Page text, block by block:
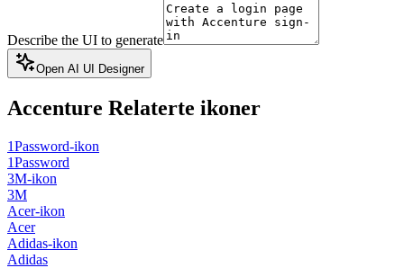
Describe the UI to generate
Open AI UI Designer
Accenture Relaterte ikoner
1Password-ikon
1Password
3M-ikon
3M
Acer-ikon
Acer
Adidas-ikon
Adidas